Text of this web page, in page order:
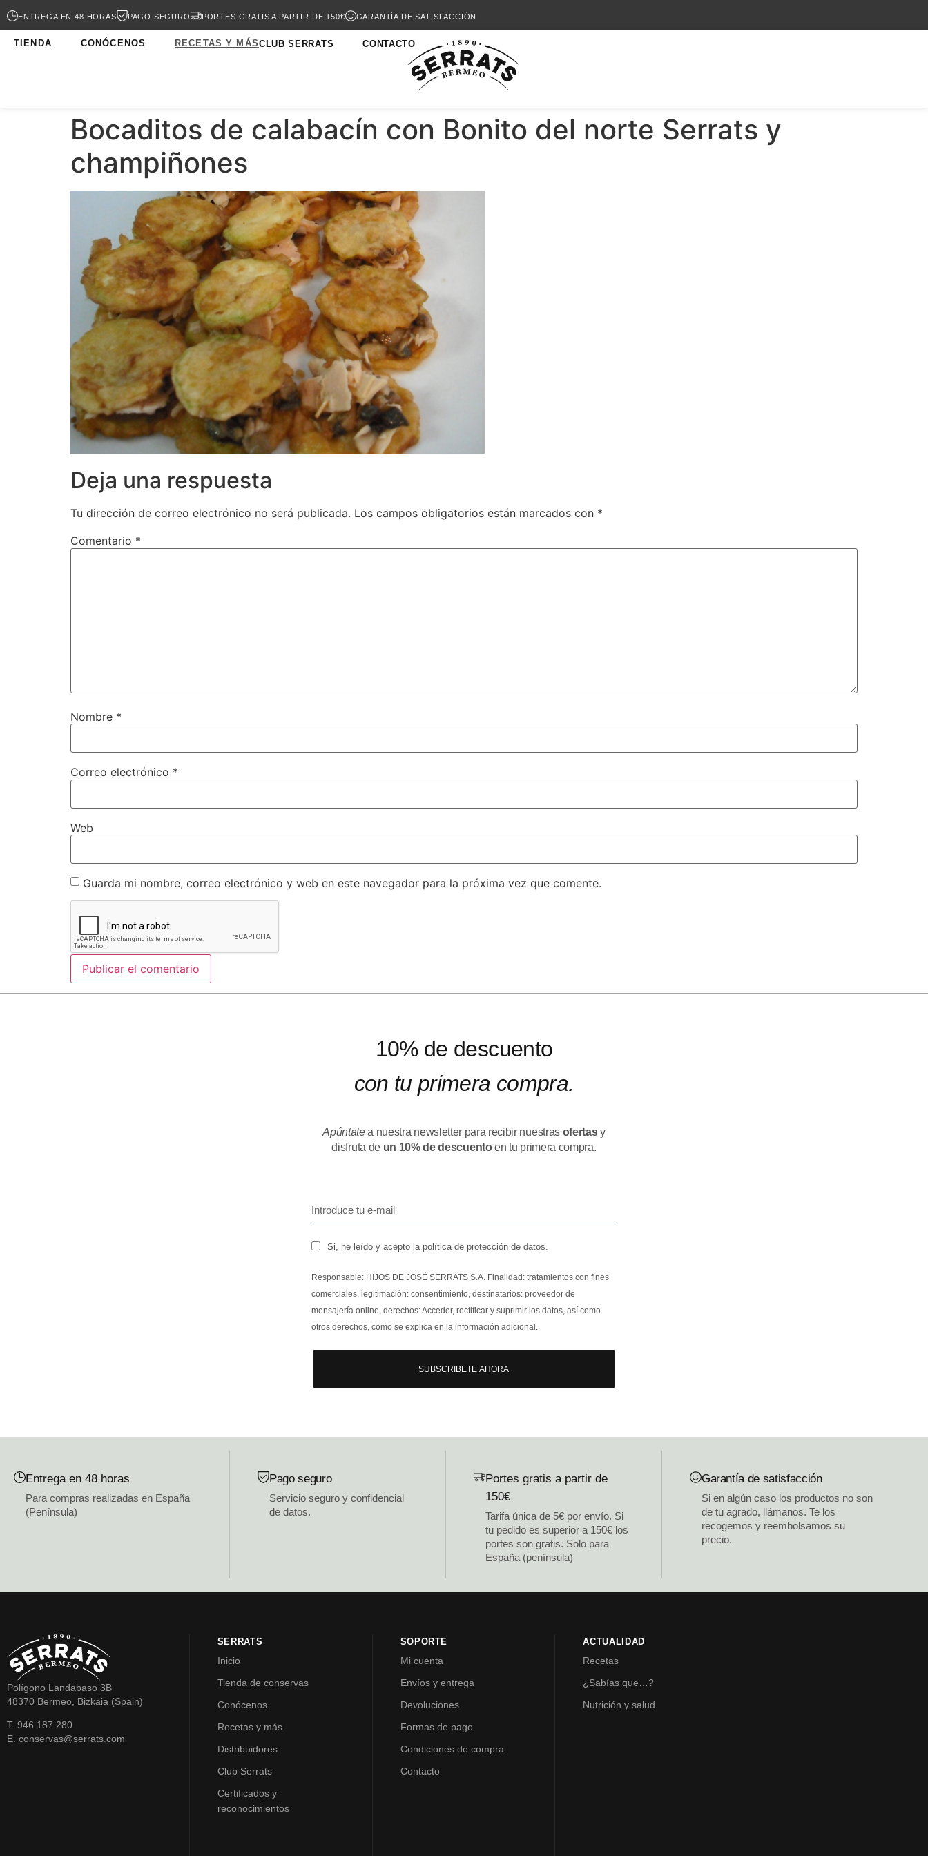
ENTREGA EN 48 HORAS PAGO SEGURO PORTES GRATIS A PARTIR DE 150€ GARANTÍA DE SATISFACCIÓN
TIENDA CONÓCENOS RECETAS Y MÁSCLUB SERRATS CONTACTO
Bocaditos de calabacín con Bonito del norte Serrats y
champiñones
Deja una respuesta
Tu dirección de correo electrónico no será publicada. Los campos obligatorios están marcados con *
Comentario *
Nombre *
Correo electrónico *
Web
Guarda mi nombre, correo electrónico y web en este navegador para la próxima vez que comente.
10% de descuento
con tu primera compra.
Apúntatea nuestra newsletter para recibir nuestras ofertasy
disfruta de un 10% de descuentoen tu primera compra.
Si, he leído y acepto la política de protección de datos.
Responsable: HIJOS DE JOSÉ SERRATS S.A. Finalidad: tratamientos con fines
comerciales, legitimación: consentimiento, destinatarios: proveedor de
mensajería online, derechos: Acceder, rectificar y suprimir los datos, así como
otros derechos, como se explica en la información adicional.
SUBSCRIBETE AHORA
Entrega en 48 horas
Para compras realizadas en España
(Península)
Pago seguro
Servicio seguro y confidencial
de datos.
Portes gratis a partir de
150€
Tarifa única de 5€ por envío. Si
tu pedido es superior a 150€ los
portes son gratis. Solo para
España (península)
Garantía de satisfacción
Si en algún caso los productos no son
de tu agrado, llámanos. Te los
recogemos y reembolsamos su
precio.
Polígono Landabaso 3B
48370 Bermeo, Bizkaia (Spain)
T. 946 187 280
E. conservas@serrats.com
SERRATS
Inicio
Tienda de conservas
Conócenos
Recetas y más
Distribuidores
Club Serrats
Certificados y
reconocimientos
SOPORTE
Mi cuenta
Envíos y entrega
Devoluciones
Formas de pago
Condiciones de compra
Contacto
ACTUALIDAD
Recetas
¿Sabías que…?
Nutrición y salud